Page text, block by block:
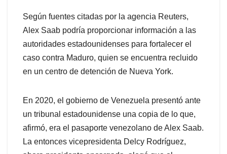
Según fuentes citadas por la agencia Reuters,
Alex Saab podría proporcionar información a las
autoridades estadounidenses para fortalecer el
caso contra Maduro, quien se encuentra recluido
en un centro de detención de Nueva York.
En 2020, el gobierno de Venezuela presentó ante
un tribunal estadounidense una copia de lo que,
afirmó, era el pasaporte venezolano de Alex Saab.
La entonces vicepresidenta Delcy Rodríguez,